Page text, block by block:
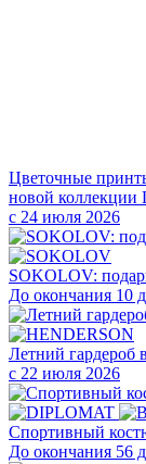
Цветочные
новой коллекции
с 24 июля 2026
SOKOLOV:
До окончания 10
Летний гардероб
с 22 июля 2026
Cпортивный
До окончания 56